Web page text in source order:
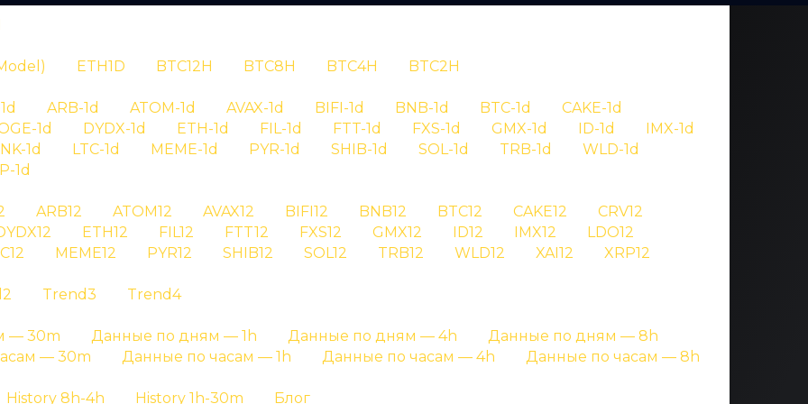
ETH1D BTC12H BTC8H BTC4H
BTC2H
ARB-1d ATOM-1d AVAX-1d BIFI-1d BNB-1d BTC-1d
CAKE-1d
1d DYDX-1d ETH-1d FIL-1d FTT-1d FXS-1d GMX-1d ID-1d
IMX-1d
1d LTC-1d MEME-1d PYR-1d SHIB-1d SOL-1d TRB-1d
WLD-1d
1d
ARB12 ATOM12 AVAX12 BIFI12 BNB12 BTC12 CAKE12
CRV12
ETH12 FIL12 FTT12 FXS12 GMX12 ID12 IMX12
LDO12
MEME12 PYR12 SHIB12 SOL12 TRB12 WLD12 XAI12
XRP12
Trend3
Trend4
— 30m
Данные по дням — 1h Данные по дням — 4h
Данные по дням — 8h
— 30m
Данные по часам — 1h Данные по часам — 4h
Данные по часам — 8h
History 8h-4h History 1h-30m Блог
сигналов aave
aave на графике результатов и на отдельных страницах с подробными данными
Главная страница» История сигналов